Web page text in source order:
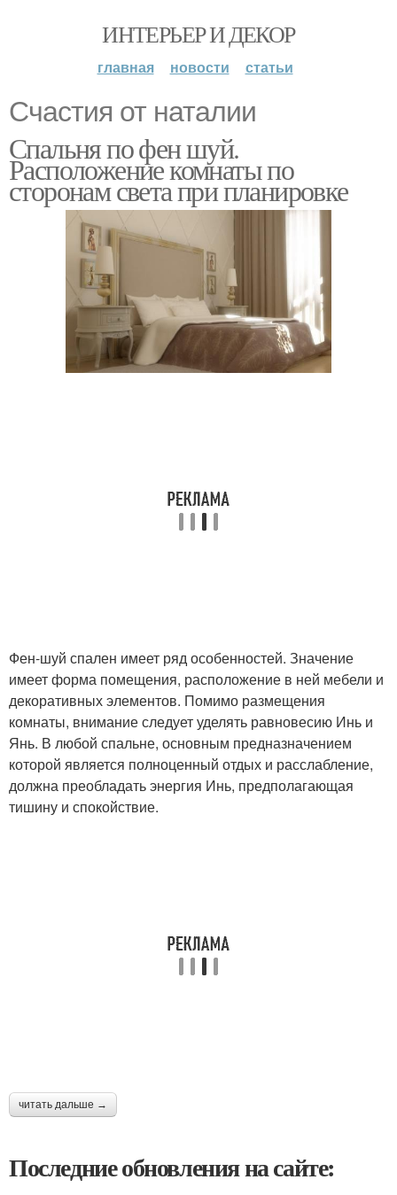
ИНТЕРЬЕР И ДЕКОР
главная новости статьи
Счастия от наталии
Спальня по фен шуй.
Расположение комнаты по
сторонам света при планировке
Фен-шуй спален имеет ряд особенностей. Значение
имеет форма помещения, расположение в ней мебели и
декоративных элементов. Помимо размещения
комнаты, внимание следует уделять равновесию Инь и
Янь. В любой спальне, основным предназначением
которой является полноценный отдых и расслабление,
должна преобладать энергия Инь, предполагающая
тишину и спокойствие.
читать дальше →
Последние обновления на сайте: